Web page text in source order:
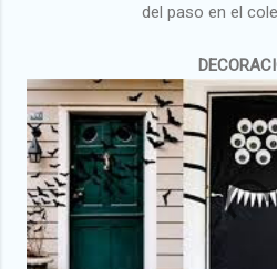
del paso en el